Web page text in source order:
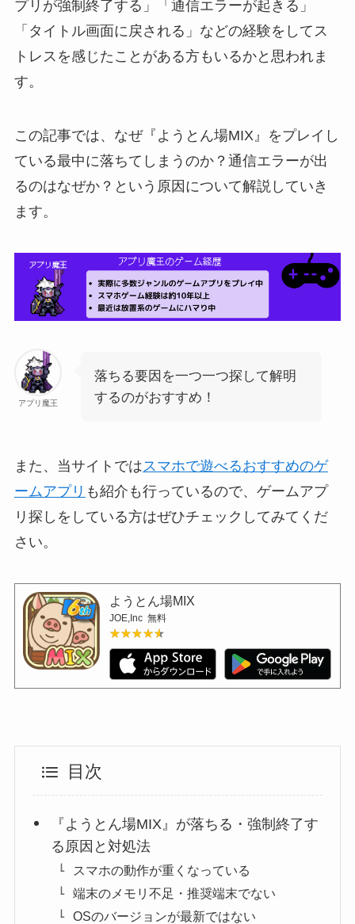
プリが強制終了する」「通信エラーが起きる」
「タイトル画面に戻される」などの経験をしてス
トレスを感じたことがある方もいるかと思われま
す。
この記事では、なぜ『ようとん場MIX』をプレイし
ている最中に落ちてしまうのか？通信エラーが出
るのはなぜか？という原因について解説していき
ます。
アプリ魔王
落ちる要因を一つ一つ探して解明
するのがおすすめ！
また、当サイトではスマホで遊べるおすすめのゲ
ームアプリ も紹介も行っているので、ゲームアプ
リ探しをしている方はぜひチェックしてみてくだ
さい。
ようとん場MIX
JOE,Inc 無料
★★★★★
★★★★★
目次
『ようとん場MIX』が落ちる・強制終了す
る原因と対処法
スマホの動作が重くなっている
端末のメモリ不足・推奨端末でない
OSのバージョンが最新ではない